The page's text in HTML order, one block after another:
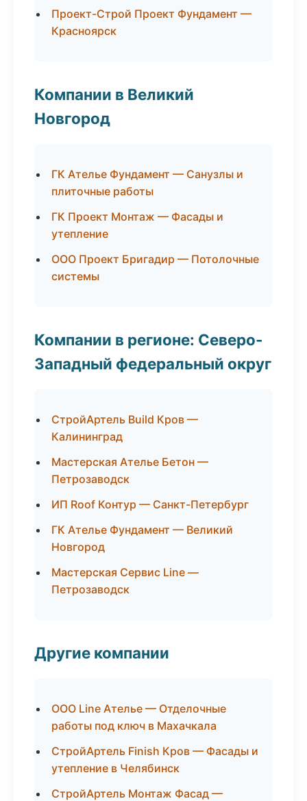
Проект-Строй Проект Фундамент —
Красноярск
Компании в Великий
Новгород
ГК Ателье Фундамент — Санузлы и
плиточные работы
ГК Проект Монтаж — Фасады и
утепление
ООО Проект Бригадир — Потолочные
системы
Компании в регионе: Северо-
Западный федеральный округ
СтройАртель Build Кров —
Калининград
Мастерская Ателье Бетон —
Петрозаводск
ИП Roof Контур — Санкт-Петербург
ГК Ателье Фундамент — Великий
Новгород
Мастерская Сервис Line —
Петрозаводск
Другие компании
ООО Line Ателье — Отделочные
работы под ключ в Махачкала
СтройАртель Finish Кров — Фасады и
утепление в Челябинск
СтройАртель Монтаж Фасад —